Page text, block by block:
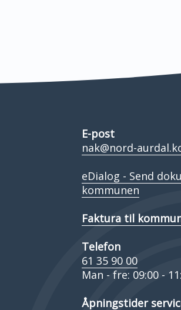
E-post
nak@nord-
eDialog - Send
kommunen
Faktura til
Telefon
61 35 90 00
Man - fre: 09:00 -
Åpningstider